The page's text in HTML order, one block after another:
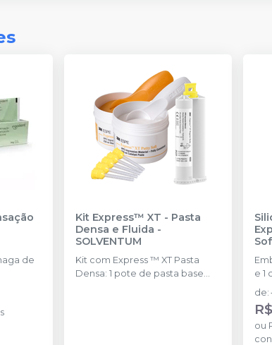
de
Kit Express™ XT - Pasta
Densa e Fluida -
SOLVENTUM
Kit com Express ™ XT Pasta
Densa: 1 pote de pasta base
e 1
de:
ou